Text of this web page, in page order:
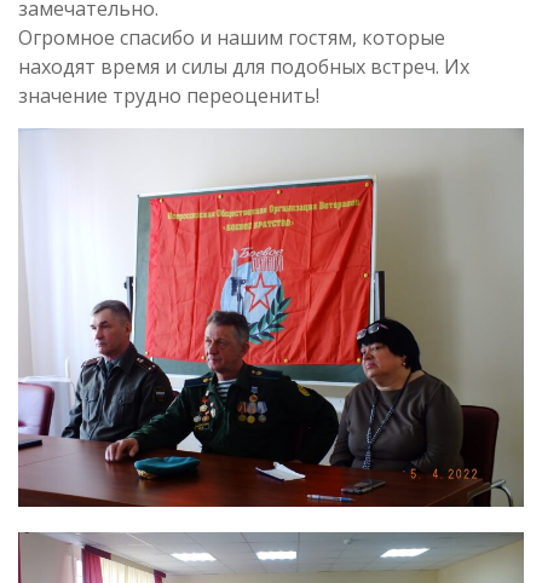
замечательно.
Огромное спасибо и нашим гостям, которые
находят время и силы для подобных встреч. Их
значение трудно переоценить!